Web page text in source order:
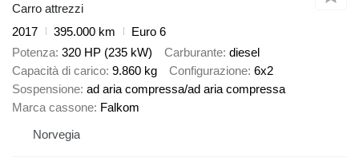
Carro attrezzi
2017
395.000 km
Euro 6
Potenza 320 HP (235 kW) Carburante diesel
Capacità di carico 9.860 kg Configurazione 6x2
Sospensione ad aria compressa/ad aria compressa
Marca cassone Falkom
Norvegia